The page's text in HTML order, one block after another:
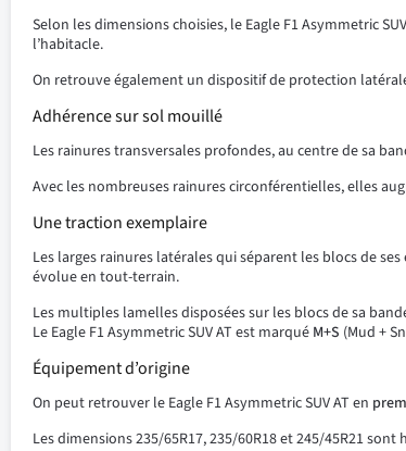
Selon les dimensions choisies, le Eagle F1 Asymmetric
l’habitacle.
On retrouve également un dispositif de protection
Adhérence sur sol mouillé
Les rainures transversales profondes, au centre de sa
Avec les nombreuses rainures circonférentielles, elles
Une traction exemplaire
Les larges rainures latérales qui séparent les blocs de
évolue en tout-terrain.
Les multiples lamelles disposées sur les blocs de sa
Le Eagle F1 Asymmetric SUV AT est marqué M+S (Mud +
Équipement d’origine
On peut retrouver le Eagle F1 Asymmetric SUV AT en
Les dimensions 235/65R17, 235/60R18 et 245/45R21